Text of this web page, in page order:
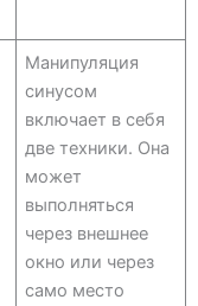
Манипуляция
синусом
включает в себя
две техники. Она
может
выполняться
через внешнее
окно или через
само место